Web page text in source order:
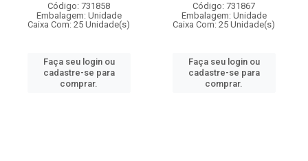
Código: 731858
Embalagem: Unidade
Caixa Com: 25 Unidade(s)
Faça seu login ou
cadastre-se para
comprar.
Código: 731867
Embalagem: Unidade
Caixa Com: 25 Unidade(s)
Faça seu login ou
cadastre-se para
comprar.